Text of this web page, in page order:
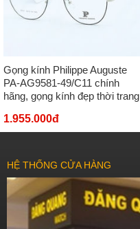
Gọng kính Philippe Auguste
PA-AG9581-49/C11 chính
hãng, gọng kính đẹp thời trang
1.955.000đ
HỆ THỐNG CỬA HÀNG